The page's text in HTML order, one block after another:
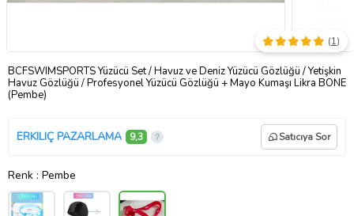
BCFSWIMSPORTS Yüzücü Set / Havuz ve Deniz Yüzücü Gözlüğü / Yetişkin
Havuz Gözlüğü / Profesyonel Yüzücü Gözlüğü + Mayo Kumaşı Likra BONE
(Pembe)
(1)
ERKILIÇ PAZARLAMA 9,3 Satıcıya Sor
Renk : Pembe